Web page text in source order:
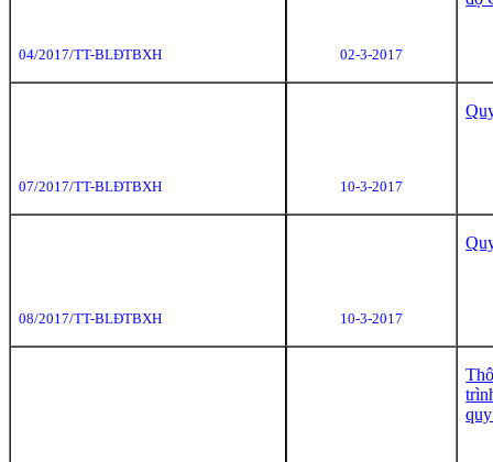
04/2017/TT-BLĐTBXH 02-3-2017
07/2017/TT-BLĐTBXH 10-3-2017
08/2017/TT-BLĐTBXH 10-3-2017